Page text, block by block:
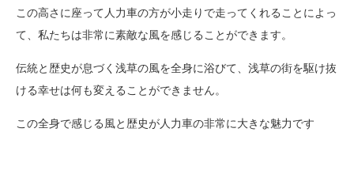
この高さに座って人力車の方が小走りで走ってくれることによっ
て、私たちは非常に素敵な風を感じることができます。
伝統と歴史が息づく浅草の風を全身に浴びて、浅草の街を駆け抜
ける幸せは何も変えることができません。
この全身で感じる風と歴史が人力車の非常に大きな魅力です